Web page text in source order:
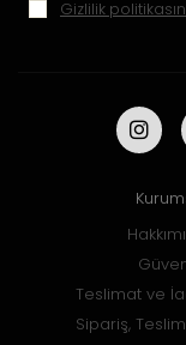
Gizlilik
Teslimat ve
Sipariş,